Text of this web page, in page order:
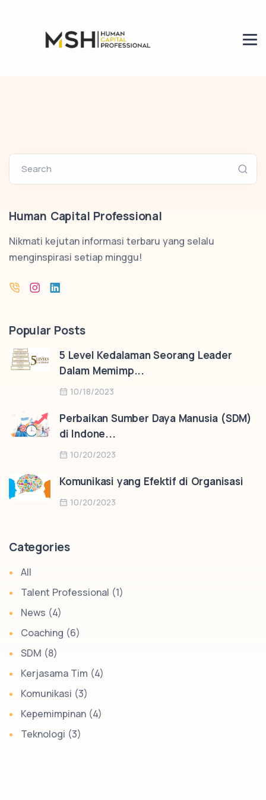
Search
Human Capital Professional
Nikmati kejutan informasi terbaru yang selalu
menginspirasi setiap minggu!
Popular Posts
5 Level Kedalaman Seorang Leader
Dalam Memimp...
10/18/2023
Perbaikan Sumber Daya Manusia (SDM)
di Indone...
10/20/2023
Komunikasi yang Efektif di Organisasi
10/20/2023
Categories
All
Talent Professional (1)
News (4)
Coaching (6)
SDM (8)
Kerjasama Tim (4)
Komunikasi (3)
Kepemimpinan (4)
Teknologi (3)